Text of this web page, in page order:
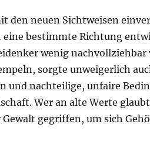
den neuen Sichtweisen
bestimmte Richtung
wenig
sorgte unweigerlich
und nachteilige, unfaire
Wer an alte Werte
gegriffen, um sich